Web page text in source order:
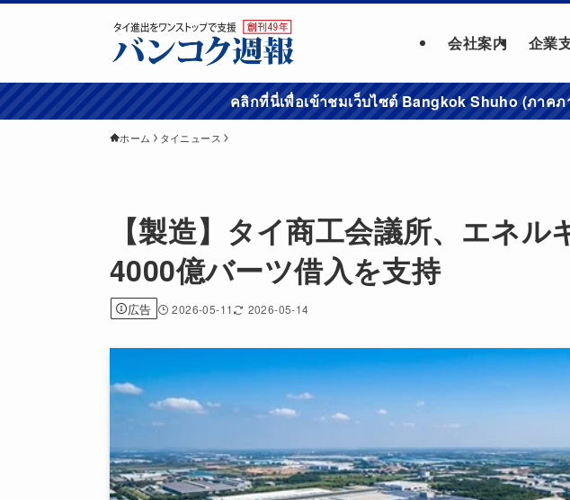
会社案内 企業
คลิกที่นี่เพื่อเข้าชมเว็บไซต์ Bangkok Shuho (ภาคภ
ホーム タイニュース
【製造】タイ商工会議所、エネル
4000億バーツ借入を支持
広告 2026-05-11 2026-05-14